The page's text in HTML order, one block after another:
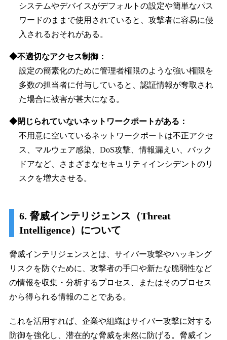
システムやデバイスがデフォルトの設定や簡単なパス
ワードのままで使用されていると、攻撃者に容易に侵
入されるおそれがある。
◆不適切なアクセス制御：
設定の簡素化のために管理者権限のような強い権限を
多数の担当者に付与していると、認証情報が奪取され
た場合に被害が甚大になる。
◆閉じられていないネットワークポートがある：
不用意に空いているネットワークポートは不正アクセ
ス、マルウェア感染、DoS攻撃、情報漏えい、バック
ドアなど、さまざまなセキュリティインシデントのリ
スクを増大させる。
6. 脅威インテリジェンス（Threat
Intelligence）について
脅威インテリジェンスとは、サイバー攻撃やハッキング
リスクを防ぐために、攻撃者の手口や新たな脆弱性など
の情報を収集・分析するプロセス、またはそのプロセス
から得られる情報のことである。
これを活用すれば、企業や組織はサイバー攻撃に対する
防御を強化し、潜在的な脅威を未然に防げる。脅威イン